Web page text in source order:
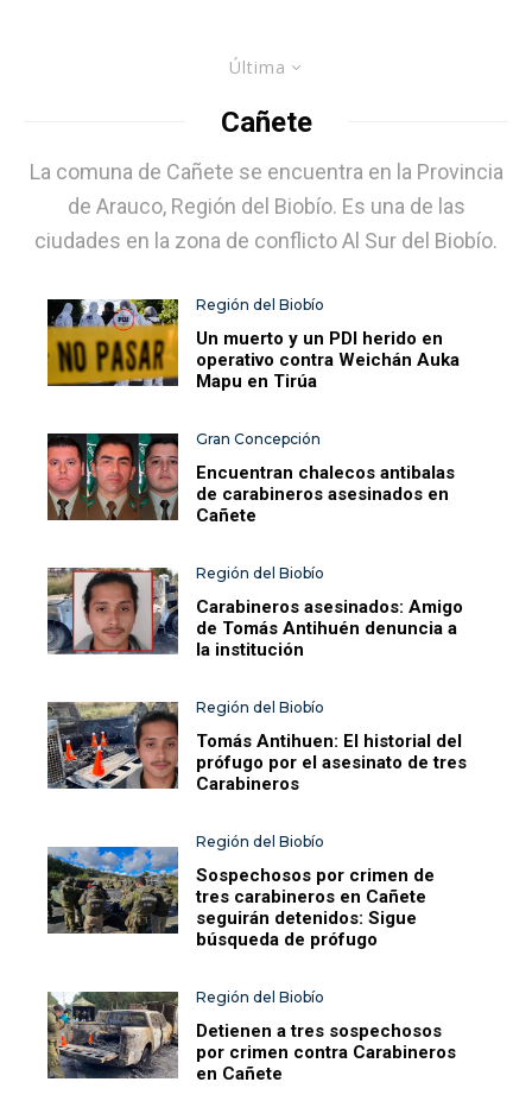
Última
Cañete
La comuna de Cañete se encuentra en la Provincia
de Arauco, Región del Biobío. Es una de las
ciudades en la zona de conflicto Al Sur del Biobío.
Región del Biobío
Un muerto y un PDI herido en
operativo contra Weichán Auka
Mapu en Tirúa
Gran Concepción
Encuentran chalecos antibalas
de carabineros asesinados en
Cañete
Región del Biobío
Carabineros asesinados: Amigo
de Tomás Antihuén denuncia a
la institución
Región del Biobío
Tomás Antihuen: El historial del
prófugo por el asesinato de tres
Carabineros
Región del Biobío
Sospechosos por crimen de
tres carabineros en Cañete
seguirán detenidos: Sigue
búsqueda de prófugo
Región del Biobío
Detienen a tres sospechosos
por crimen contra Carabineros
en Cañete